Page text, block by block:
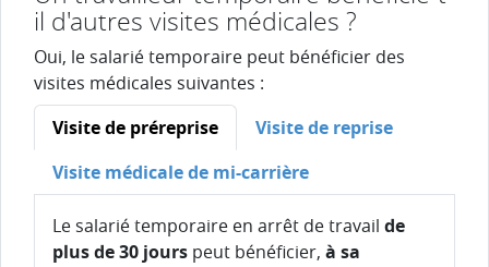
il d'autres visites médicales ?
Oui, le salarié temporaire peut bénéficier des
visites médicales suivantes :
Visite de préreprise
Visite de reprise
Visite médicale de mi-carrière
Le salarié temporaire en arrêt de travail de
plus de 30 jours peut bénéficier, à sa